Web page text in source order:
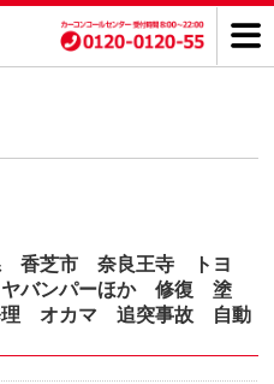
香芝市 奈良王寺 トヨ
バンパーほか 修復 塗
オカマ 追突事故 自動